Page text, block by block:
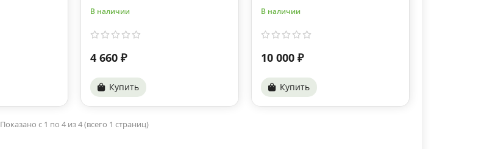
В наличии
4 660 ₽
Купить
В наличии
10 000 ₽
Купить
Показано с 1 по 4 из 4 (всего 1 страниц)